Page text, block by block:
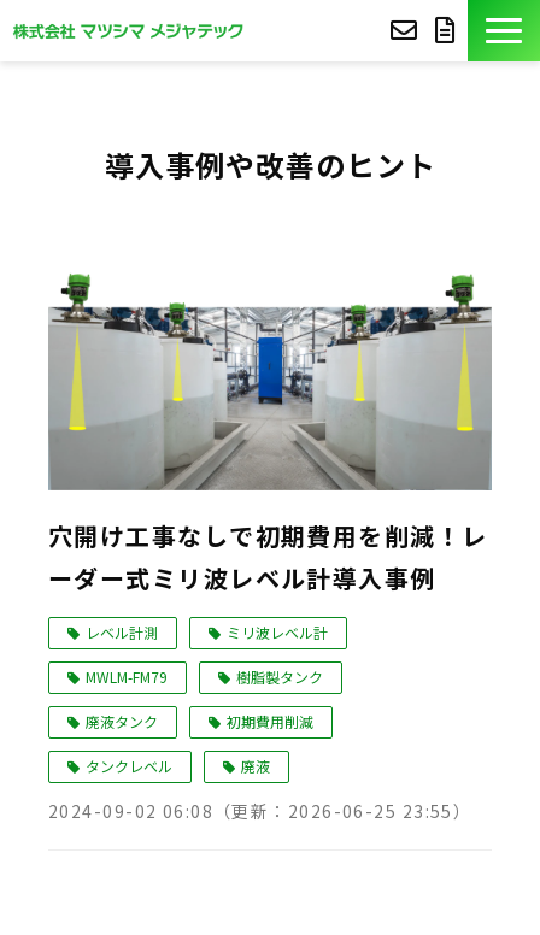
コア技術
セミナー
Language
導入事例や改善のヒント
穴開け工事なしで初期費用を削減！レ
ーダー式ミリ波レベル計導入事例
レベル計測 ミリ波レベル計
MWLM-FM79 樹脂製タンク
廃液タンク 初期費用削減
タンクレベル 廃液
2024-09-02 06:08 （更新： 2026-06-25 23:55）